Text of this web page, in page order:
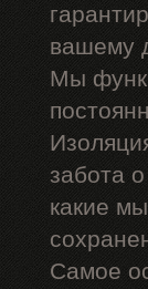
вашему
Мы
забота
какие
Самое